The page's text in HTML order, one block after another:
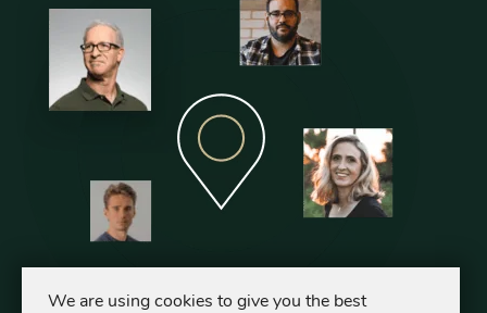
We are using cookies to give you the best